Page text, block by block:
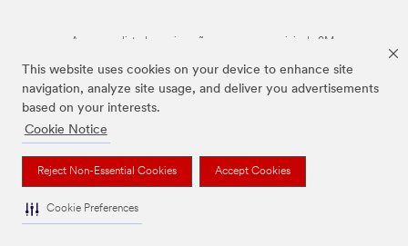
This website uses cookies on your device to enhance site
navigation, analyze site usage, and deliver you advertisements
based on your interests.
Cookie Notice
Reject Non-Essential Cookies Accept Cookies
Cookie Preferences
As marcas listadas a cima são marcas comerciais da 3M.